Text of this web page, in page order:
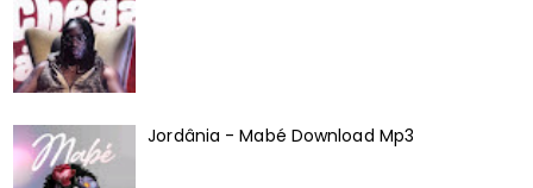
Jordânia - Mabé Download Mp3